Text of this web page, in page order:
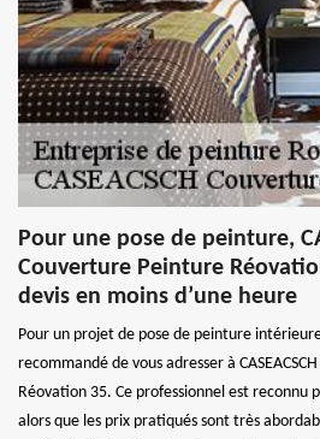
Pour une pose de peinture,
Couverture Peinture
devis en moins d’une heure
Pour un projet de pose de peinture
recommandé de vous adresser à
Réovation 35. Ce professionnel est reconnu
alors que les prix pratiqués sont très